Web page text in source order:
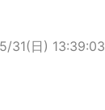
31(日)